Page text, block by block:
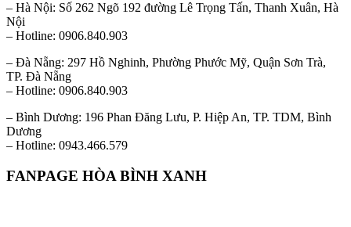
– Hà Nội: Số 262 Ngõ 192 đường Lê Trọng Tấn, Thanh Xuân, Hà
Nội
– Hotline: 0906.840.903
– Đà Nẵng: 297 Hồ Nghinh, Phường Phước Mỹ, Quận Sơn Trà,
TP. Đà Nẵng
– Hotline: 0906.840.903
– Bình Dương: 196 Phan Đăng Lưu, P. Hiệp An, TP. TDM, Bình
Dương
– Hotline: 0943.466.579
FANPAGE HÒA BÌNH XANH